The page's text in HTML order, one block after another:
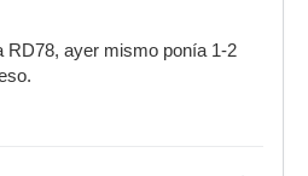
RD78, ayer mismo ponía 1-2